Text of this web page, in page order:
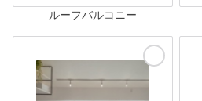
ルーフバルコニー